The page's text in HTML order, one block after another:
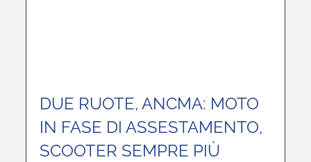
DUE RUOTE, ANCMA: MOTO
IN FASE DI ASSESTAMENTO,
SCOOTER SEMPRE PIÙ